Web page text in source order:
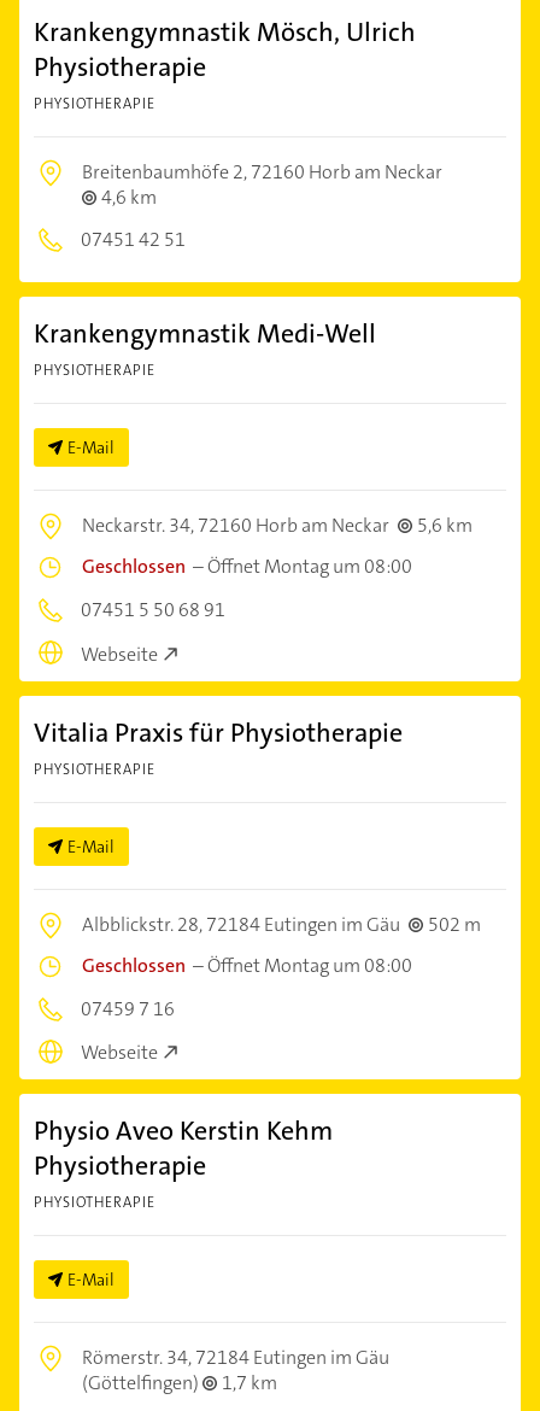
Krankengymnastik Mösch, Ulrich
Physiotherapie
PHYSIOTHERAPIE
Breitenbaumhöfe 2,72160 Horb am Neckar
4,6 km
07451 42 51
Krankengymnastik Medi-Well
PHYSIOTHERAPIE
E-Mail
Neckarstr. 34,72160 Horb am Neckar
5,6 km
Geschlossen –Öffnet Montag um 08:00
07451 5 50 68 91
Webseite
Vitalia Praxis für Physiotherapie
PHYSIOTHERAPIE
E-Mail
Albblickstr. 28,72184 Eutingen im Gäu
502 m
Geschlossen –Öffnet Montag um 08:00
07459 7 16
Webseite
Physio Aveo Kerstin Kehm
Physiotherapie
PHYSIOTHERAPIE
E-Mail
Römerstr. 34,72184 Eutingen im Gäu
(Göttelfingen)
1,7 km